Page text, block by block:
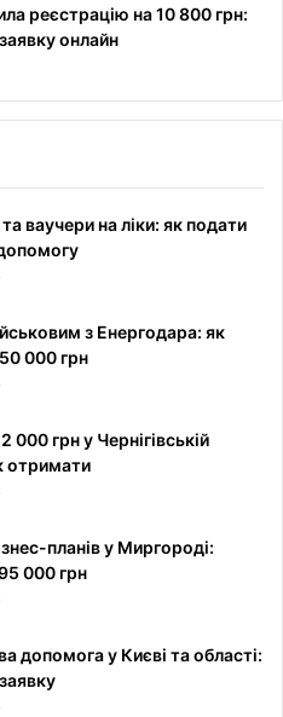
реєстрацію на 10 800 грн:
онлайн
ваучери на ліки: як подати
з Енергодара: як
000 грн
000 грн у Чернігівській
отримати
планів у Миргороді:
000 грн
допомога у Києві та області: